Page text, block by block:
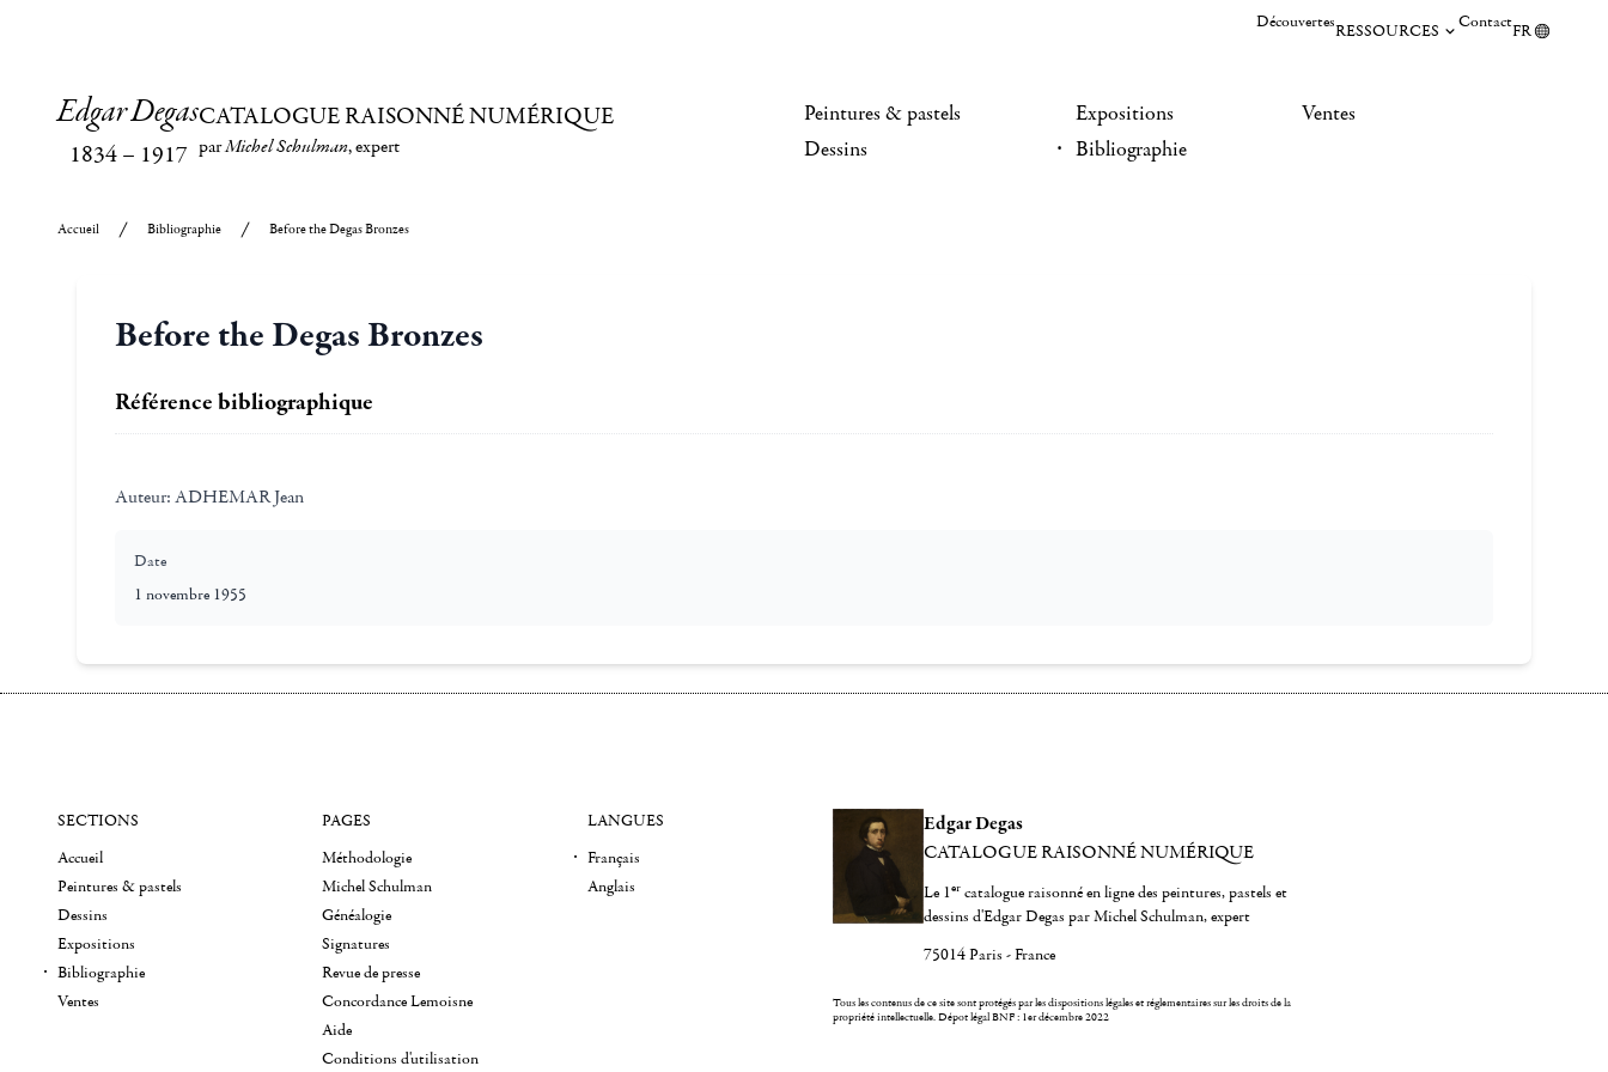
DécouvertesRESSOURCES ContactFR
Edgar Degas
1834– 1917
CATALOGUE RAISONNÉ NUMÉRIQUE
parMichel Schulman, expert
Peintures & pastels
Dessins
Expositions
Bibliographie
Ventes
Accueil Bibliographie Before the Degas Bronzes
Before the Degas Bronzes
Référence bibliographique
Auteur: ADHEMAR Jean
Date
1 novembre 1955
Edgar Degas
CATALOGUE RAISONNÉ NUMÉRIQUE
Le 1er catalogue raisonné en ligne des peintures, pastels et
dessins d'Edgar Degas par Michel Schulman, expert
75014 Paris - France
Tous les contenus de ce site sont protégés par les dispositions légales et réglementaires sur les droits de la
propriété intellectuelle.Dépot légal BNF : 1er décembre 2022
SECTIONS
Accueil
Peintures & pastels
Dessins
Expositions
Bibliographie
Ventes
PAGES
Méthodologie
Michel Schulman
Généalogie
Signatures
Revue de presse
Concordance Lemoisne
Aide
Conditions d'utilisation
LANGUES
Français
Anglais